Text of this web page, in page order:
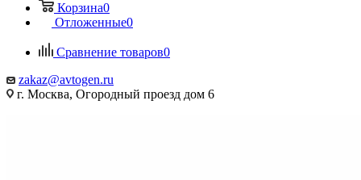
Корзина0
Отложенные0
Сравнение товаров0
zakaz@avtogen.ru
г. Москва, Огородный проезд дом 6